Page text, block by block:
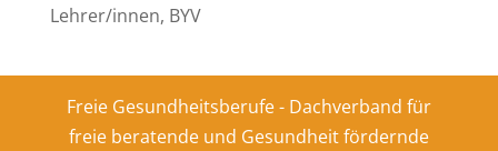
Lehrer/innen, BYV
Freie Gesundheitsberufe - Dachverband für
freie beratende und Gesundheit fördernde